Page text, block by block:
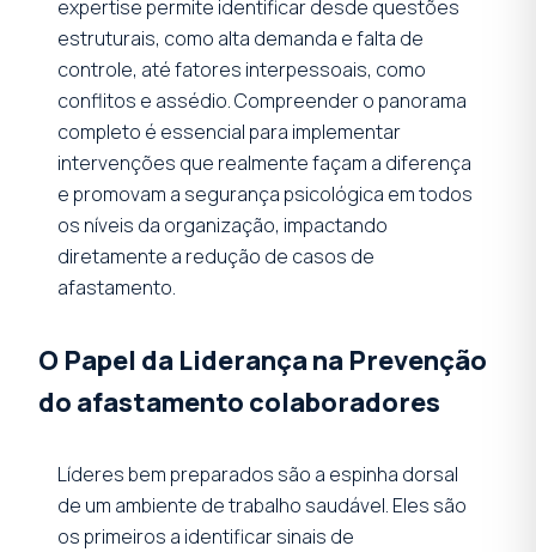
expertise permite identificar desde questões
estruturais, como alta demanda e falta de
controle, até fatores interpessoais, como
conflitos e assédio. Compreender o panorama
completo é essencial para implementar
intervenções que realmente façam a diferença
e promovam a segurança psicológica em todos
os níveis da organização, impactando
diretamente a redução de casos de
afastamento.
O Papel da Liderança na Prevenção
do afastamento colaboradores
Líderes bem preparados são a espinha dorsal
de um ambiente de trabalho saudável. Eles são
os primeiros a identificar sinais de